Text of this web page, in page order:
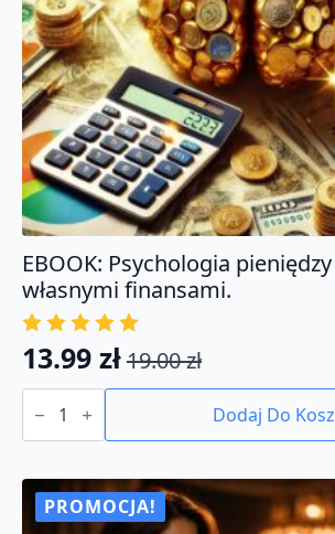
EBOOK: Psychologia
własnymi finansami.
19.00zł
Pierwotna
cena
wynosiła:
19.00 zł.
13.99 zł
Aktualna
cena
wynosi:
13.99 zł.
ilość
EBOOK:
pieniędzy
zarządzanie
własnymi
finansami.
Dodaj Do
PROMOCJA!